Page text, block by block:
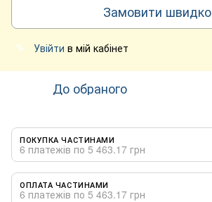
Замовити швидко
% Увійти в мій кабінет
До обраного
ПОКУПКА ЧАСТИНАМИ
6 платежів по 5 463.17 грн
ОПЛАТА ЧАСТИНАМИ
6 платежів по 5 463.17 грн